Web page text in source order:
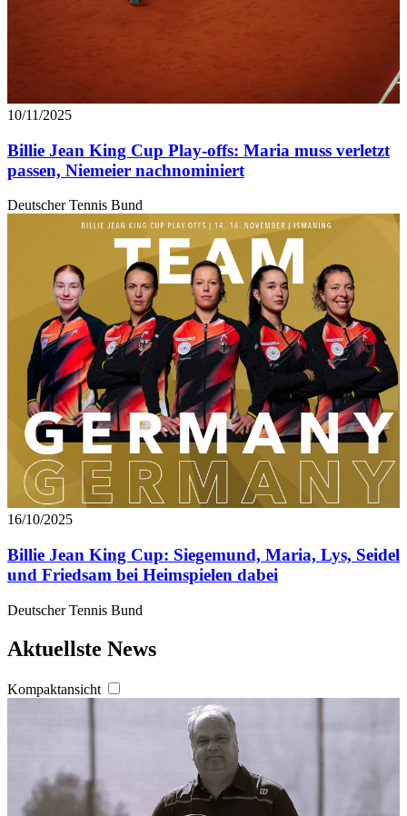
10/11/2025
Billie Jean King Cup Play-offs: Maria muss verletzt
passen, Niemeier nachnominiert
Deutscher Tennis Bund
16/10/2025
Billie Jean King Cup: Siegemund, Maria, Lys, Seidel
und Friedsam bei Heimspielen dabei
Deutscher Tennis Bund
Aktuellste News
Kompaktansicht